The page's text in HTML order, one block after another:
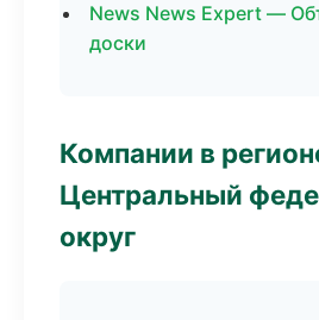
News News Expert —
доски
Компании в
Центральный
округ